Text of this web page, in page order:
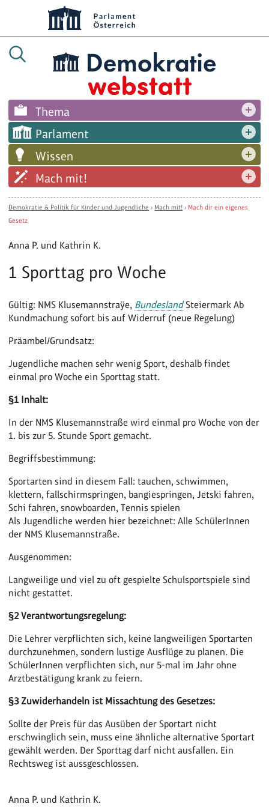
Thema
Parlament
Wissen
Mach mit!
Demokratie & Politik für Kinder und Jugendliche › Mach mit! › Mach dir ein eigenes
Gesetz
Anna P. und Kathrin K.
1 Sporttag pro Woche
Gültig: NMS Klusemannstraÿe, BundeslandSteiermark Ab
Kundmachung sofort bis auf Widerruf (neue Regelung)
Präambel/Grundsatz:
Jugendliche machen sehr wenig Sport, deshalb findet
einmal pro Woche ein Sporttag statt.
§1 Inhalt:
In der NMS Klusemannstraße wird einmal pro Woche von der
1. bis zur 5. Stunde Sport gemacht.
Begriffsbestimmung:
Sportarten sind in diesem Fall: tauchen, schwimmen,
klettern, fallschirmspringen, bangiespringen, Jetski fahren,
Schi fahren, snowboarden, Tennis spielen
Als Jugendliche werden hier bezeichnet: Alle SchülerInnen
der NMS Klusemannstraße.
Ausgenommen:
Langweilige und viel zu oft gespielte Schulsportspiele sind
nicht gestattet.
§2 Verantwortungsregelung:
Die Lehrer verpflichten sich, keine langweiligen Sportarten
durchzunehmen, sondern lustige Ausflüge zu planen. Die
SchülerInnen verpflichten sich, nur 5-mal im Jahr ohne
Arztbestätigung krank zu feiern.
§3 Zuwiderhandeln ist Missachtung des Gesetzes:
Sollte der Preis für das Ausüben der Sportart nicht
erschwinglich sein, muss eine ähnliche alternative Sportart
gewählt werden. Der Sporttag darf nicht ausfallen. Ein
Rechtsweg ist aussgeschlossen.
Anna P. und Kathrin K.